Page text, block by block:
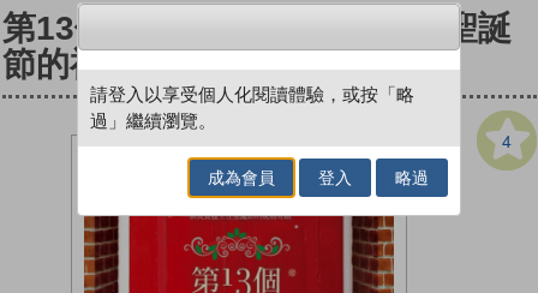
第13個禮物：一個真實發生在聖誕
節的祝福奇蹟
4
請登入以享受個人化閱讀體驗，或按「略
過」繼續瀏覽。
成為會員 登入 略過